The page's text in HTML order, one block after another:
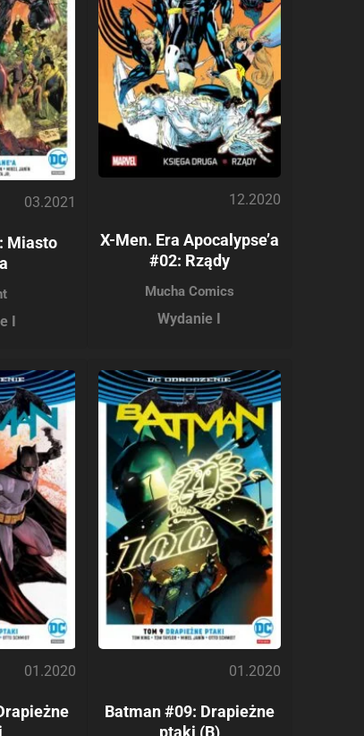
03.2021
Miasto
I
12.2020
X-Men. Era Apocalypse’a
#02: Rządy
Mucha Comics
Wydanie I
01.2020 01.2020
Batman #09: Drapieżne